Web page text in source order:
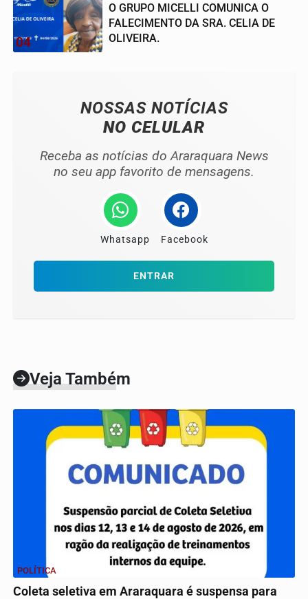
04
O GRUPO MICELLI COMUNICA O
FALECIMENTO DA SRA. CELIA DE
OLIVEIRA.
NOSSAS NOTÍCIAS
NO CELULAR
Receba as notícias do Araraquara News
no seu app favorito de mensagens.
Whatsapp Facebook
ENTRAR
Veja Também
POLÍTICA
Coleta seletiva em Araraquara é suspensa para